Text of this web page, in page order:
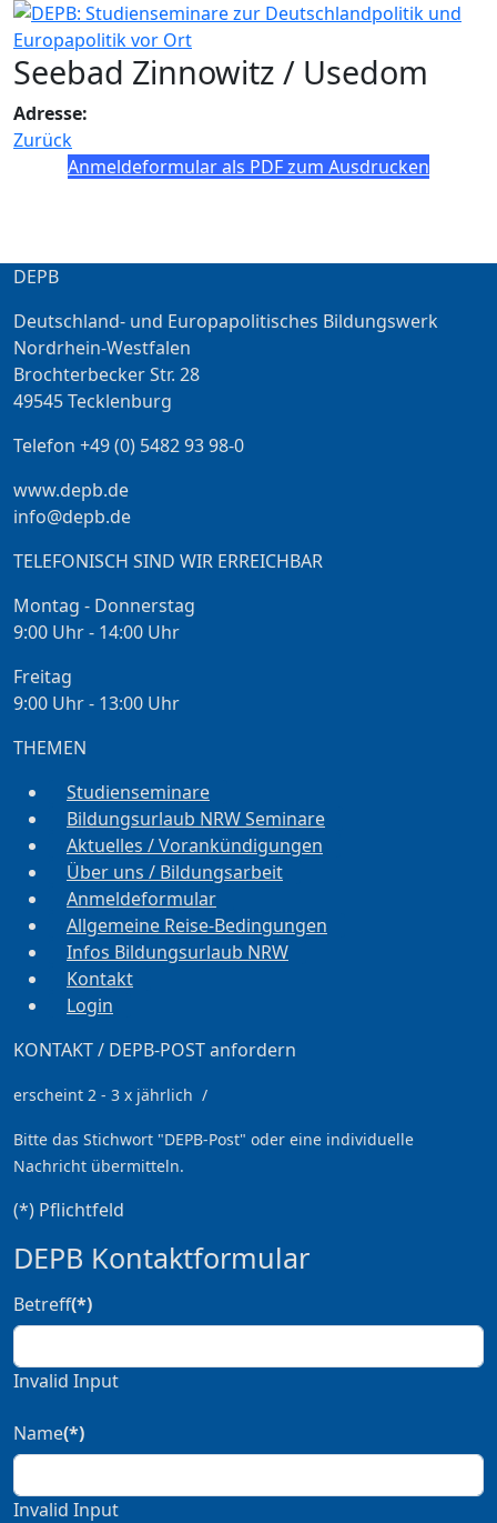
Seebad Zinnowitz / Usedom
Adresse:
Zurück
Anmeldeformular als PDF zum Ausdrucken
DEPB
Deutschland- und Europapolitisches Bildungswerk
Nordrhein-Westfalen
Brochterbecker Str. 28
49545 Tecklenburg
Telefon +49 (0) 5482 93 98-0
www.depb.de
info@depb.de
TELEFONISCH SIND WIR ERREICHBAR
Montag - Donnerstag
9:00 Uhr - 14:00 Uhr
Freitag
9:00 Uhr - 13:00 Uhr
THEMEN
Studienseminare
Bildungsurlaub NRW Seminare
Aktuelles / Vorankündigungen
Über uns / Bildungsarbeit
Anmeldeformular
Allgemeine Reise-Bedingungen
Infos Bildungsurlaub NRW
Kontakt
Login
KONTAKT / DEPB-POST anfordern
erscheint 2 - 3 x jährlich /
Bitte das Stichwort "DEPB-Post" oder eine individuelle
Nachricht übermitteln.
(*) Pflichtfeld
DEPB Kontaktformular
Betreff(*)
Invalid Input
Name(*)
Invalid Input